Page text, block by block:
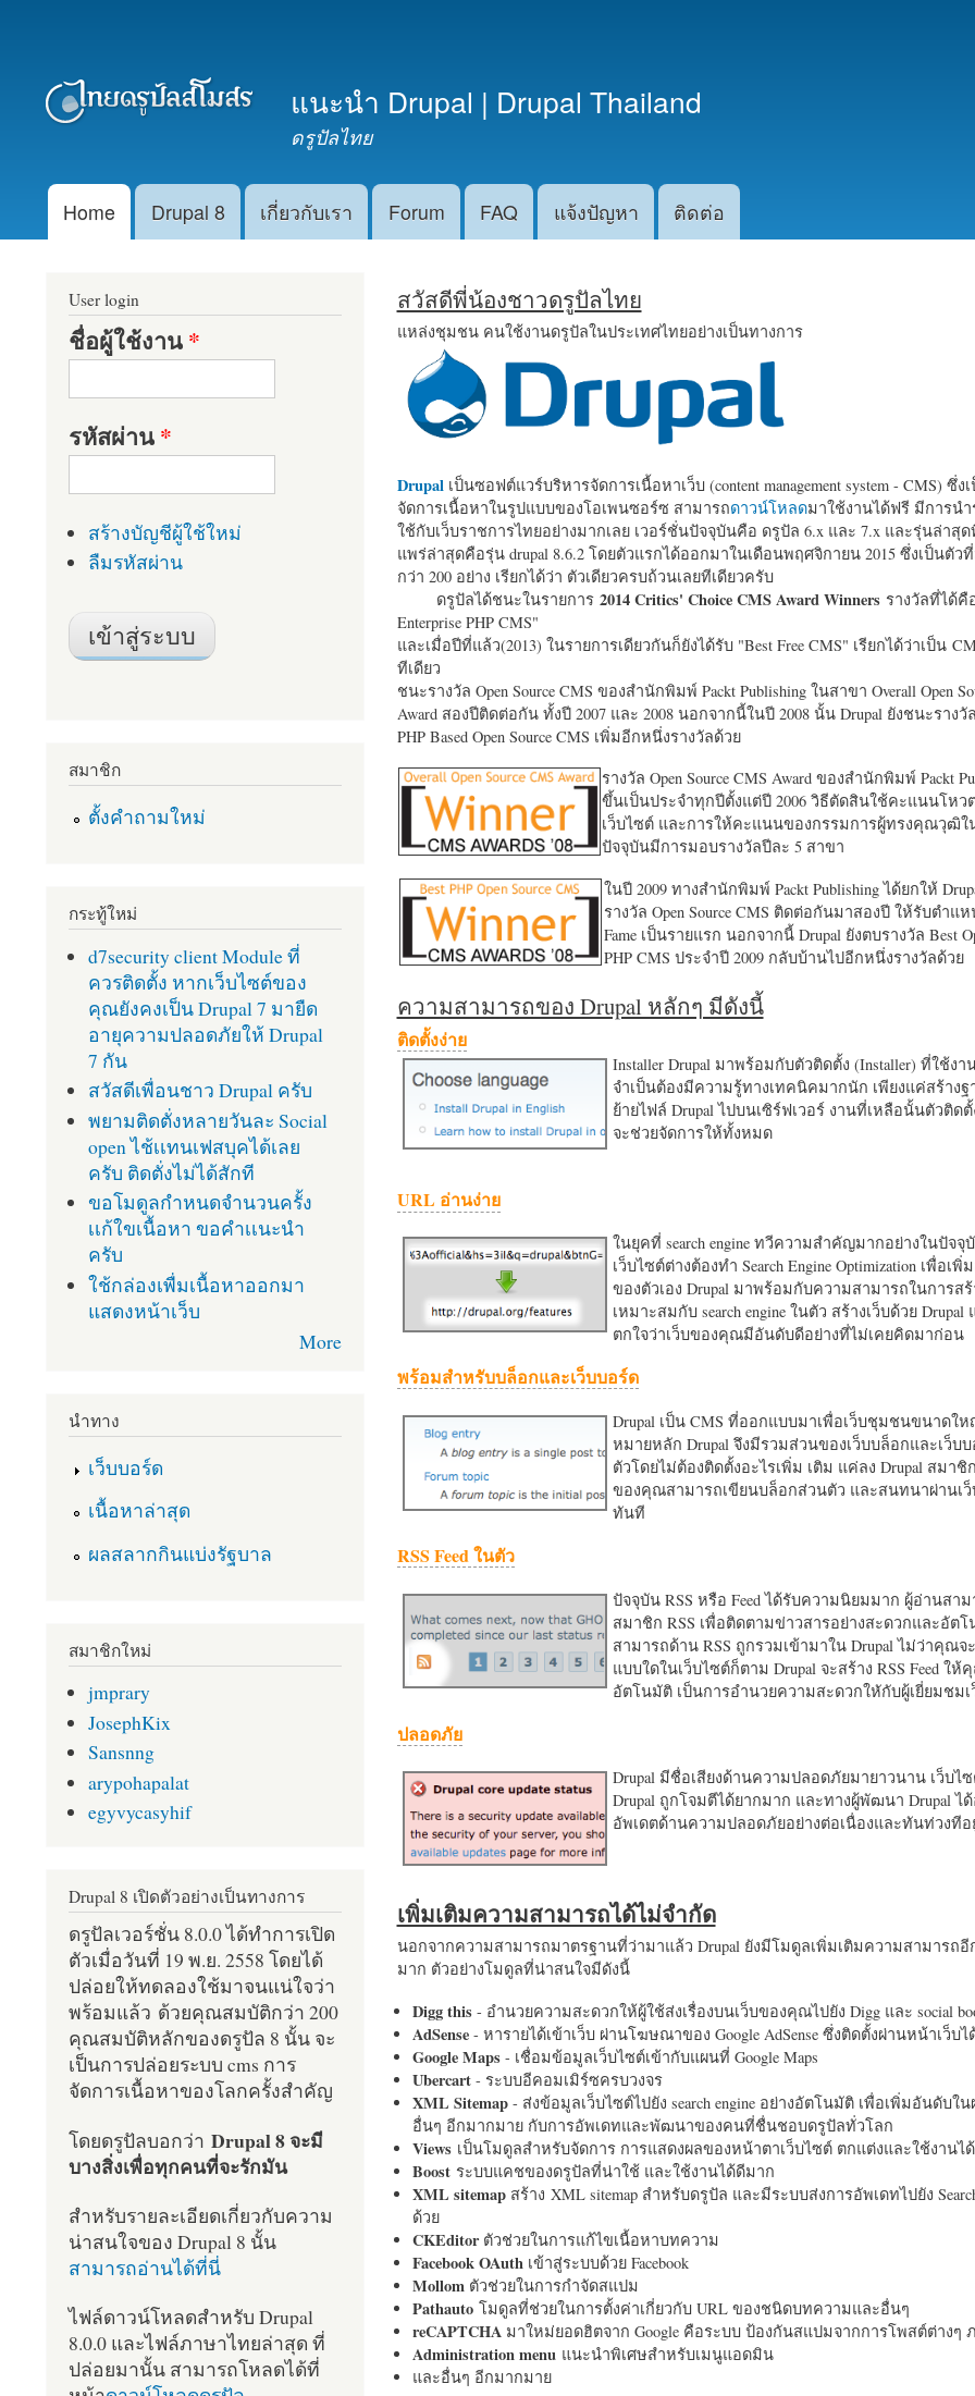
หลัก
แนะนำ Drupal | Drupal Thailand
ดรูปัลไทย
Main menu
Home Drupal 8 เกี่ยวกับเรา Forum FAQ แจ้งปัญหา ติดต่อ
สวัสดีพี่น้องชาวดรูปัลไทย
แหล่งชุมชน คนใช้งานดรูปัลในประเทศไทยอย่างเป็นทางการ
Drupalเป็นซอฟต์แวร์บริหารจัดการเนื้อหาเว็บ (content management system - CMS) ซึ่ง
จัดการเนื้อหาในรูปแบบของโอเพนซอร์ซ สามารถดาวน์โหลดมาใช้งานได้ฟรี มีการน
ใช้กับเว็บราชการไทยอย่างมากเลย เวอร์ชั่นปัจจุบันคือ ดรูปัล 6.x และ 7.x และรุ่นล่าสุด
แพร่ล่าสุดคือรุ่น drupal 8.6.2 โดยตัวแรกได้ออกมาในเดือนพฤศจิกายน 2015 ซึ่งเป็นตั
กว่า 200 อย่าง เรียกได้ว่า ตัวเดียวครบถ้วนเลยทีเดียวครับ
ดรูปัลได้ชนะในรายการ 2014 Critics' Choice CMS Award Winners รางวัลที่ได้คื
Enterprise PHP CMS"
และเมื่อปีที่แล้ว(2013) ในรายการเดียวกันก็ยังได้รับ "Best Free CMS" เรียกได้ว่าเป็น
ทีเดียว
ชนะรางวัล Open Source CMS ของสำนักพิมพ์ Packt Publishing ในสาขา Overall Open
Award สองปีติดต่อกัน ทั้งปี 2007 และ 2008 นอกจากนี้ในปี 2008 นั้น Drupal ยังชนะรางวั
PHP Based Open Source CMS เพิ่มอีกหนึ่งรางวัลด้วย
รางวัล Open Source CMS Award ของสำนักพิมพ์ Packt
ขึ้นเป็นประจำทุกปีตั้งแต่ปี 2006 วิธีตัดสินใช้คะแนนโหว
เว็บไซต์ และการให้คะแนนของกรรมการผู้ทรงคุณวุฒิใ
ปัจจุบันมีการมอบรางวัลปีละ 5 สาขา
ในปี 2009 ทางสำนักพิมพ์ Packt Publishing ได้ยกให้
รางวัล Open Source CMS ติดต่อกันมาสองปี ให้รับตำแ
Fame เป็นรายแรก นอกจากนี้ Drupal ยังตบรางวัล Best
PHP CMS ประจำปี 2009 กลับบ้านไปอีกหนึ่งรางวัลด้วย
ความสามารถของ Drupal หลักๆ มีดังนี้
ติดตั้งง่าย
Installer Drupal มาพร้อมกับตัวติดตั้ง (Installer) ที่ใช้งา
จำเป็นต้องมีความรู้ทางเทคนิคมากนัก เพียงแค่สร้าง
ย้ายไฟล์ Drupal ไปบนเซิร์ฟเวอร์ งานที่เหลือนั้นตัวติดตั้
จะช่วยจัดการให้ทั้งหมด
URL อ่านง่าย
ในยุคที่ search engine ทวีความสำคัญมากอย่างในปัจจุ
เว็บไซต์ต่างต้องทำ Search Engine Optimization เพื่อเ
ของตัวเอง Drupal มาพร้อมกับความสามารถในการสร้
เหมาะสมกับ search engine ในตัว สร้างเว็บด้วย
ตกใจว่าเว็บของคุณมีอันดับดีอย่างที่ไม่เคยคิดมาก่อน
พร้อมสำหรับบล็อกและเว็บบอร์ด
Drupal เป็น CMS ที่ออกแบบมาเพื่อเว็บชุมชนขนาดให
หมายหลัก Drupal จึงมีรวมส่วนของเว็บบล็อกและเว็บ
ตัวโดยไม่ต้องติดตั้งอะไรเพิ่ม เติม แค่ลง Drupal สมาชิ
ของคุณสามารถเขียนบล็อกส่วนตัว และสนทนาผ่านเว็
ทันที
RSS Feed ในตัว
ปัจจุบัน RSS หรือ Feed ได้รับความนิยมมาก ผู้อ่านสา
สมาชิก RSS เพื่อติดตามข่าวสารอย่างสะดวกและอัต
สามารถด้าน RSS ถูกรวมเข้ามาใน Drupal ไม่ว่าคุณจ
แบบใดในเว็บไซต์ก็ตาม Drupal จะสร้าง RSS Feed ให้
อัตโนมัติ เป็นการอำนวยความสะดวกใหักับผู้เยี่ยมชม
ปลอดภัย
Drupal มีชื่อเสียงด้านความปลอดภัยมายาวนาน เว็บไ
Drupal ถูกโจมตีได้ยากมาก และทางผู้พัฒนา Drupal ไ
อัพเดตด้านความปลอดภัยอย่างต่อเนื่องและทันท่วงทีอ
เพิ่มเติมความสามารถได้ไม่จำกัด
นอกจากความสามารถมาตรฐานที่ว่ามาแล้ว Drupal ยังมีโมดูลเพิ่มเติมความสามารถอี
มาก ตัวอย่างโมดูลที่น่าสนใจมีดังนี้
Digg this- อำนวยความสะดวกให้ผู้ใช้ส่งเรื่องบนเว็บของคุณไปยัง Digg และ social
AdSense- หารายได้เข้าเว็บ ผ่านโฆษณาของ Google AdSense ซึ่งติดตั้งผ่านหน้าเว็บไ
Google Maps- เชื่อมข้อมูลเว็บไซต์เข้ากับแผนที่ Google Maps
Ubercart- ระบบอีคอมเมิร์ซครบวงจร
XML Sitemap- ส่งข้อมูลเว็บไซต์ไปยัง search engine อย่างอัตโนมัติ เพื่อเพิ่มอันดับใ
อื่นๆ อีกมากมาย กับการอัพเดทและพัฒนาของคนที่ชื่นชอบดรูปัลทั่วโลก
Views เป็นโมดูลสำหรับจัดการ การแสดงผลของหน้าตาเว็บไซต์ ตกแต่งและใช้งานไ
Boost ระบบแคชของดรูปัลที่น่าใช้ และใช้งานได้ดีมาก
XML sitemapสร้าง XML sitemap สำหรับดรูปัล และมีระบบส่งการอัพเดทไปยัง
ด้วย
CKEditorตัวช่วยในการแก้ไขเนื้อหาบทความ
Facebook OAuth เข้าสู่ระบบด้วย Facebook
Mollom ตัวช่วยในการกำจัดสแปม
Pathautoโมดูลที่ช่วยในการตั้งค่าเกี่ยวกับ URL ของชนิดบทความและอื่นๆ
reCAPTCHA มาใหม่ยอดฮิตจาก Google คือระบบ ป้องกันสแปมจากการโพสต์ต่างๆ
Administration menu แนะนำพิเศษสำหรับเมนูแอดมิน
และอื่นๆ อีกมากมาย
User login
ชื่อผู้ใช้งาน*
รหัสผ่าน*
สร้างบัญชีผู้ใช้ใหม่
ลืมรหัสผ่าน
สมาชิก
ตั้งคำถามใหม่
กระทู้ใหม่
d7security client Module ที่
ควรติดตั้ง หากเว็บไซต์ของ
คุณยังคงเป็น Drupal 7 มายืด
อายุความปลอดภัยให้ Drupal
7 กัน
สวัสดีเพื่อนชาว Drupal ครับ
พยามติดตั่งหลายวันละ Social
open ไช้เเทนเฟสบุคได้เลย
ครับ ติดตั่งไม่ได้สักที
ขอโมดูลกำหนดจำนวนครั้ง
เเก้ใขเนื้อหา ขอคำเเนะนำ
ครับ
ใช้กล่องเพื่มเนื้อหาออกมา
แสดงหน้าเว็บ
More
นำทาง
เว็บบอร์ด
เนื้อหาล่าสุด
ผลสลากกินแบ่งรัฐบาล
สมาชิกใหม่
jmprary
JosephKix
Sansnng
arypohapalat
egyvycasyhif
Drupal 8 เปิดตัวอย่างเป็นทางการ
ดรูปัลเวอร์ชั่น 8.0.0 ได้ทำการเปิด
ตัวเมื่อวันที่ 19 พ.ย. 2558 โดยได้
ปล่อยให้ทดลองใช้มาจนแน่ใจว่า
พร้อมแล้ว ด้วยคุณสมบัติกว่า 200
คุณสมบัติหลักของดรูปัล 8 นั้น จะ
เป็นการปล่อยระบบ cms การ
จัดการเนื้อหาของโลกครั้งสำคัญ
โดยดรูปัลบอกว่า Drupal 8 จะมี
บางสิ่งเพื่อทุกคนที่จะรักมัน
สำหรับรายละเอียดเกี่ยวกับความ
น่าสนใจของ Drupal 8 นั้น
สามารถอ่านได้ที่นี่
ไฟล์ดาวน์โหลดสำหรับ Drupal
8.0.0 และไฟล์ภาษาไทยล่าสุด ที่
ปล่อยมานั้น สามารถโหลดได้ที่